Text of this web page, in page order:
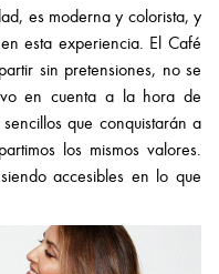
es moderna y colorista, y
esta experiencia. El Café
sin pretensiones, no se
en cuenta a la hora de
que conquistarán a
los mismos valores.
accesibles en lo que